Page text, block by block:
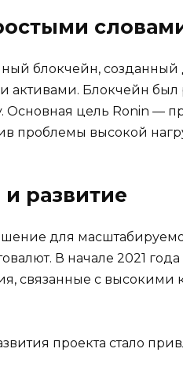
блокчейн,
Блокчейн был
Основная цель Ronin —
проблемы высокой
развитие
для
В начале 2021
связанные с
проекта стало